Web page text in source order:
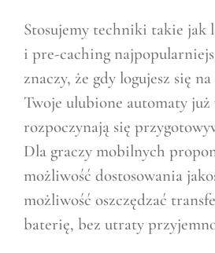
Stosujemy techniki takie jak
i pre-caching
znaczy, że gdy logujesz się
Twoje ulubione automaty już
rozpoczynają się
Dla graczy mobilnych
możliwość dostosowania
możliwość oszczędzać
baterię, bez utraty